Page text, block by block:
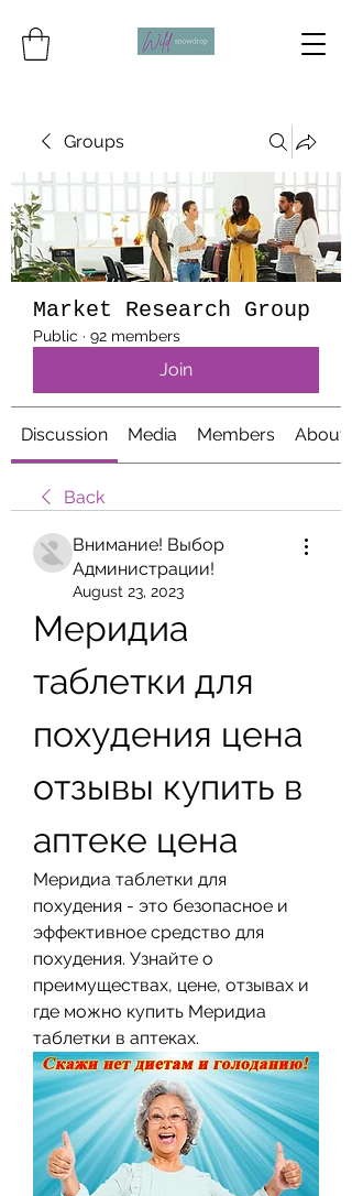
Groups
Market Research Group
Public · 92 members
Join
Discussion Media Members About
Back
Внимание! Выбор
Администрации!
August 23, 2023
Меридиа
таблетки для
похудения цена
отзывы купить в
аптеке цена
Меридиа таблетки для
похудения - это безопасное и
эффективное средство для
похудения. Узнайте о
преимуществах, цене, отзывах и
где можно купить Меридиа
таблетки в аптеках.